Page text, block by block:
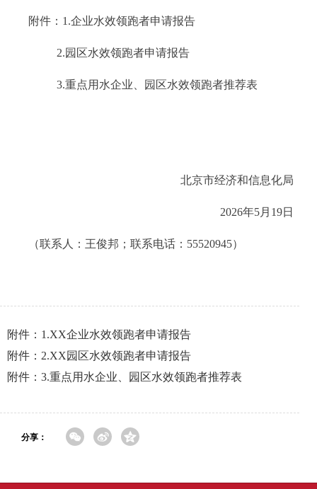
附件：1.企业水效领跑者申请报告
2.园区水效领跑者申请报告
3.重点用水企业、园区水效领跑者推荐表
北京市经济和信息化局
2026年5月19日
（联系人：王俊邦；联系电话：55520945）
附件：1.XX企业水效领跑者申请报告
附件：2.XX园区水效领跑者申请报告
附件：3.重点用水企业、园区水效领跑者推荐表
分享：